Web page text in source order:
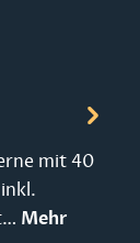
mit 40
Mehr